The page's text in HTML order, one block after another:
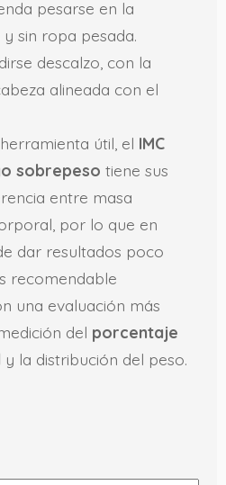
pesarse en la
sin ropa pesada.
descalzo, con la
alineada con el
útil, el IMC
sobrepeso tiene sus
entre masa
por lo que en
dar resultados poco
recomendable
una evaluación más
del porcentaje
y la distribución del peso.